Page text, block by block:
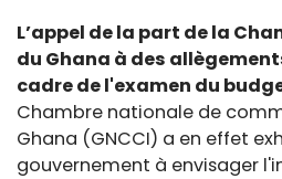
L’appel de la part de la
du Ghana à des
cadre de l'examen du
Chambre nationale de
Ghana (GNCCI) a en effet
gouvernement à envisager